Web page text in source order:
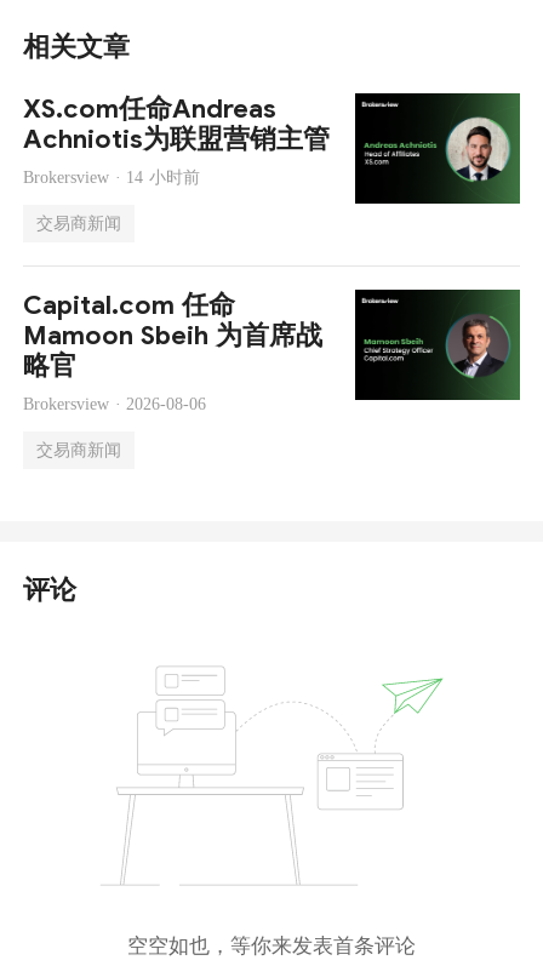
相关文章
XS.com任命Andreas
Achniotis为联盟营销主管
Brokersview · 14 小时前
交易商新闻
Capital.com 任命
Mamoon Sbeih 为首席战
略官
Brokersview · 2026-08-06
交易商新闻
评论
空空如也，等你来发表首条评论